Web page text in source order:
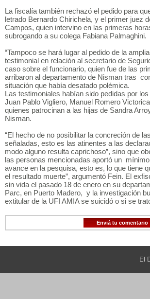
La fiscalía también rechazó el pedido para
letrado Bernardo Chirichela, y el primer juez
Campos, quien intervino en las primeras
subrogando a su colega Fabiana Palmaghini.
“Tampoco se hará lugar al pedido de la
testimonial en relación al secretario de
caso sobre el funcionario, quien fue de las
arribaron al departamento de Nisman tras
situación que había desatado polémica.
Las testimoniales habían sido pedidas por
Juan Pablo Vigliero, Manuel Romero
quienes patrocinan a las hijas de Sandra
Nisman.
“El hecho de no posibilitar la concreción de
señaladas, esto es las atinentes a las
modo alguno resulta caprichoso”, sino que
las personas mencionadas aportó un
avance en la pesquisa, esto es, lo que tiene
el resultado muerte”, argumentó Fein. El
sin vida el pasado 18 de enero en su
Parc, en Puerto Madero, y la investigación
extitular de la UFI AMIA se suicidó o si se
Enviá tu comentario
El